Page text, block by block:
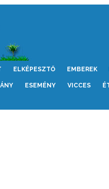
ELKÉPESZTŐ EMBEREK
ESEMÉNY VICCES